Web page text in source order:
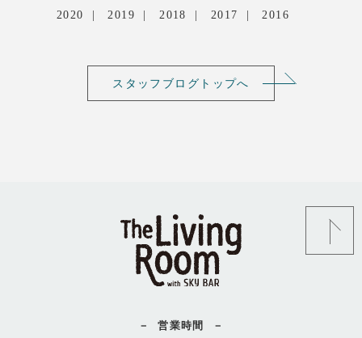
2020 2019 2018 2017 2016
スタッフブログトップへ
営業時間